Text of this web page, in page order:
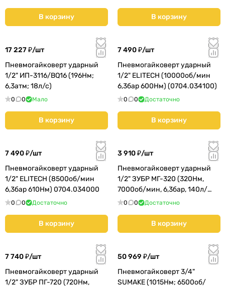
В корзину В корзину
17 227 ₽/шт
Пневмогайковерт ударный
1/2" ИП-3116/BQ16 (196Нм;
6,3атм; 18л/с)
0 0 Мало
В корзину
7 490 ₽/шт
Пневмогайковерт ударный
1/2" ELITECH (10000об/мин
6,3бар 600Нм) (0704.034100)
0 0 Достаточно
В корзину
7 490 ₽/шт
Пневмогайковерт ударный
1/2" ELITECH (8500об/мин
6,3бар 610Нм) 0704.034000
0 0 Достаточно
В корзину
3 910 ₽/шт
Пневмогайковерт ударный
1/2" ЗУБР МГ-320 (320Нм,
7000об/мин, 6,3бар, 140л/
мин) (64285) КМС01
0 0 Достаточно
В корзину
7 740 ₽/шт
Пневмогайковерт ударный
1/2" ЗУБР ПГ-720 (720Нм,
50 969 ₽/шт
Пневмогайковерт 3/4"
SUMAKE (1015Нм; 6500об/